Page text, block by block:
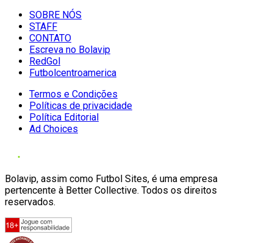
SOBRE NÓS
STAFF
CONTATO
Escreva no Bolavip
RedGol
Futbolcentroamerica
Termos e Condições
Políticas de privacidade
Política Editorial
Ad Choices
Bolavip, assim como Futbol Sites, é uma empresa
pertencente à Better Collective. Todos os direitos
reservados.